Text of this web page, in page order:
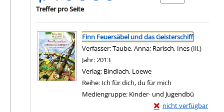
Treffer pro Seite
Suchergebnis
Zu den Suchfiltern springen
Finn Feuersäbel und das Geisterschiff
Verfasser:Taube, Anna; Rarisch, Ines (Ill.)
Jahr:2013
Verlag: Bindlach, Loewe
Reihe: Ich für dich, du für mich
Mediengruppe: Kinder- und Jugendbü
nicht verfügbar
Exemplar-Details von